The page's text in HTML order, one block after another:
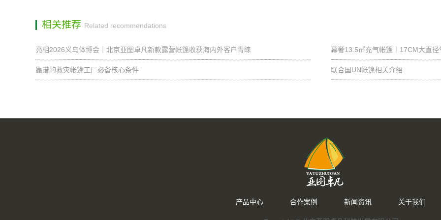
相关推荐 Related recommendations
亮相2026义乌体博会｜北京亚图卓凡新款露营帐篷收获海内外客户青睐 幕奢13.5㎡充气帐篷｜17CM大直
靠谱的救灾帐篷工厂必备核心条件 联合国UN帐篷相关介绍
产品中心 合作案例 新闻资讯 关于我们